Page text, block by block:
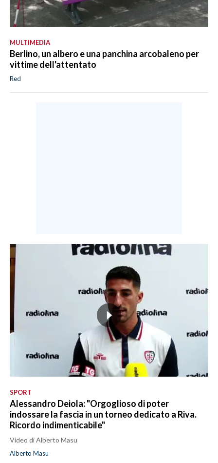
MULTIMEDIA
Berlino, un albero e una panchina arcobaleno per
vittime dell'attentato
Red
SPORT
Alessandro Deiola: "Orgoglioso di poter
indossare la fascia in un torneo dedicato a Riva.
Ricordo indimenticabile"
Video di Alberto Masu
Alberto Masu